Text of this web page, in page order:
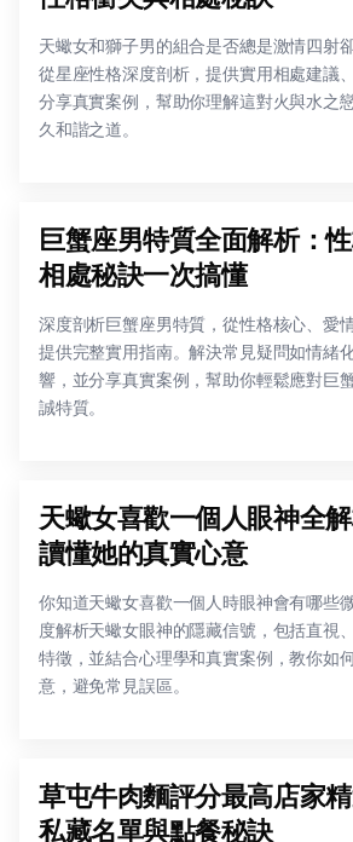
天蠍女和獅子男的組合是否總是激情四射
從星座性格深度剖析，提供實用相處建議
分享真實案例，幫助你理解這對火與水之
久和諧之道。
巨蟹座男特質全面解析：性
相處秘訣一次搞懂
深度剖析巨蟹座男特質，從性格核心、愛
提供完整實用指南。解決常見疑問如情緒
響，並分享真實案例，幫助你輕鬆應對巨
誠特質。
天蠍女喜歡一個人眼神全
讀懂她的真實心意
你知道天蠍女喜歡一個人時眼神會有哪些
度解析天蠍女眼神的隱藏信號，包括直視
特徵，並結合心理學和真實案例，教你如
意，避免常見誤區。
草屯牛肉麵評分最高店家
私藏名單與點餐秘訣